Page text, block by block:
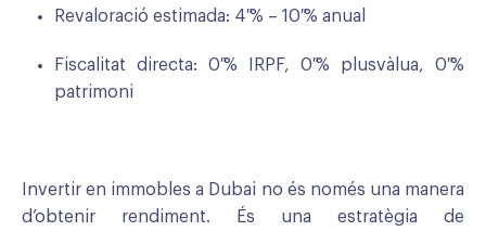
Revaloració estimada: 4 % – 10 % anual
Fiscalitat directa: 0 % IRPF, 0 % plusvàlua, 0 %
patrimoni
Invertir en immobles a Dubai no és només una manera
d’obtenir rendiment. És una estratègia de